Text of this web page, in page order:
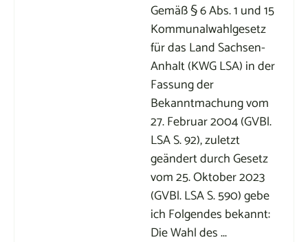
Gemäß § 6 Abs. 1 und 15
Kommunalwahlgesetz
für das Land Sachsen-
Anhalt (KWG LSA) in der
Fassung der
Bekanntmachung vom
27. Februar 2004 (GVBl.
LSA S. 92), zuletzt
geändert durch Gesetz
vom 25. Oktober 2023
(GVBl. LSA S. 590) gebe
ich Folgendes bekannt:
Die Wahl des ...